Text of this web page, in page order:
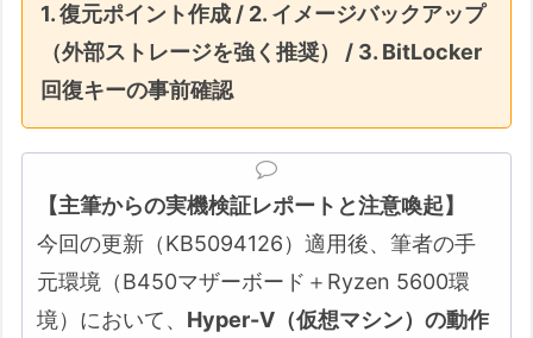
1. 復元ポイント作成 / 2. イメージバックアップ
（外部ストレージを強く推奨） / 3. BitLocker
回復キーの事前確認
【主筆からの実機検証レポートと注意喚起】
今回の更新（KB5094126）適用後、筆者の手
元環境（B450マザーボード＋Ryzen 5600環
境）において、 Hyper-V（仮想マシン）の動作